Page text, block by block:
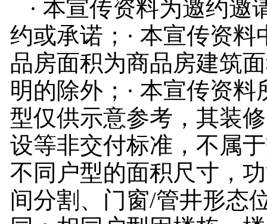
· 本宣传资料为邀约邀
约或承诺；· 本宣传资料
品房面积为商品房建筑
明的除外；· 本宣传资料
型仅供示意参考，其装
设等非交付标准，不属
不同户型的面积尺寸，
间分割、门窗/管井形态